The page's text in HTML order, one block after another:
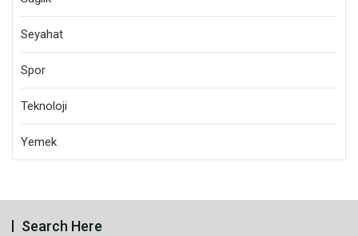
Seyahat
Spor
Teknoloji
Yemek
Search Here